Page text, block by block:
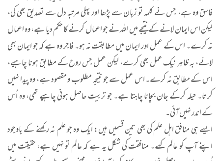
فاسق وہ ہے، جس نے کلمہ تو زبان سے پڑھا اور پہلی مرتبہ دل سے تصدیق بھی کی،
لیکن اس ایمان لانے کے نتیجے میں اللہ نے جو اعمال کرنے کا حکم دیا ہے، وہ اعمال
نہ کرے۔ اس کے عمل اور ایمان میں مطابقت نہ ہو۔ فاجر وہ ہے کہ جو ایمان بھی
لائے، بہ ظاہر نیک عمل بھی کرے، لیکن عمل جس روح کے مطابق ہونا چاہیے،
اس کے مطابق نہ کرے۔ اس عمل سے جو نتیجہ مطلوب و مقصود ہے، وہ پیدا نہیں
کرتا۔ حیلہ کرکے جان بچانا چاہتا ہے۔ جو تربیت حاصل ہونی چاہیے تھی، وہ اُس
کے اندر نہیں آئی۔
ایسے ہی منافق اہل علم کی بھی تین قسمیں ہیں: ایک وہ جو علم نہ رکھنے کے باوجود
اپنے آپ کو عالم کہے۔ منافقت کی شکل یہ ہے کہ عالم تو نہیں ہے، حقیقت میں